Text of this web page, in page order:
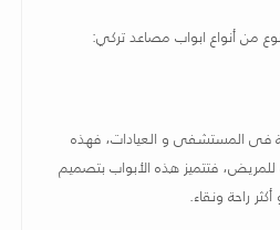
من أنواع ابواب مصاعد تركي:
فى المستشفى و العيادات، فهذه
للمريض، فتتميز هذه الأبواب بتصميم
راحة ونقاء.